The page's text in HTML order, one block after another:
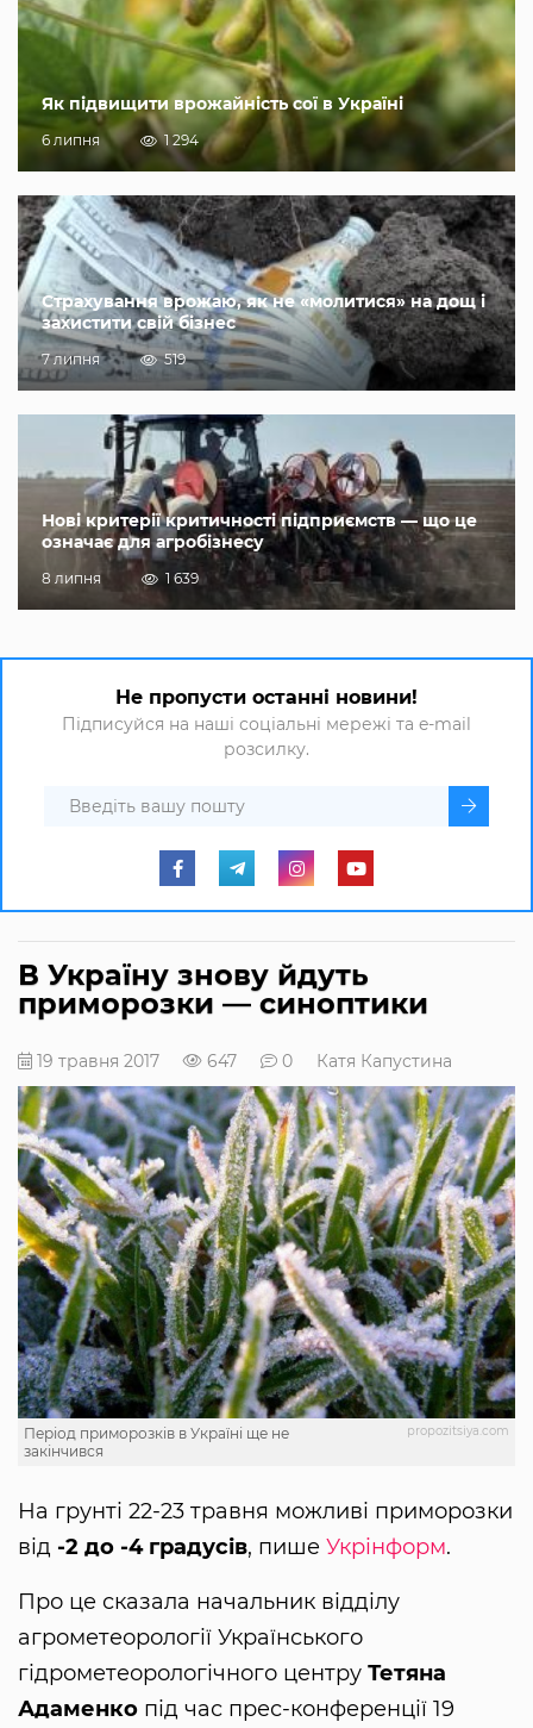
Як підвищити врожайність сої в Україні
6 липня 1 294
Страхування врожаю, як не «молитися» на дощ і
захистити свій бізнес
7 липня 519
Нові критерії критичності підприємств — що це
означає для агробізнесу
8 липня 1 639
Не пропусти останні новини!
Підписуйся на наші соціальні мережі та e-mail
розсилку.
В Україну знову йдуть
приморозки — синоптики
19 травня 2017 647 0 Катя Капустина
propozitsiya.com
Період приморозків в Україні ще не
закінчився
На грунті 22-23 травня можливі приморозки
від -2 до -4 градусів, пише Укрінформ.
Про це сказала начальник відділу
агрометеорології Українського
гідрометеорологічного центру Тетяна
Адаменко під час прес-конференції 19